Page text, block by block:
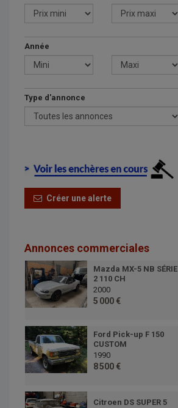
Année
Type d'annonce
Créer une alerte
Annonces commerciales
Mazda MX-5 NB SÉRIE
2 110 CH
2000
5 000 €
Ford Pick-up F 150
CUSTOM
1990
8 500 €
Citroen DS SUPER 5